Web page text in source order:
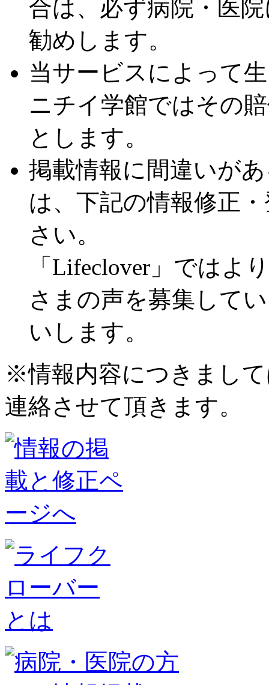
合は、必ず病院・医
勧めします。
当サービスによって
ニチイ学館ではその
とします。
掲載情報に間違いが
は、下記の情報修正
さい。
「Lifeclover」ではよ
さまの声を募集して
いします。
※情報内容につきまし
連絡させて頂きます。